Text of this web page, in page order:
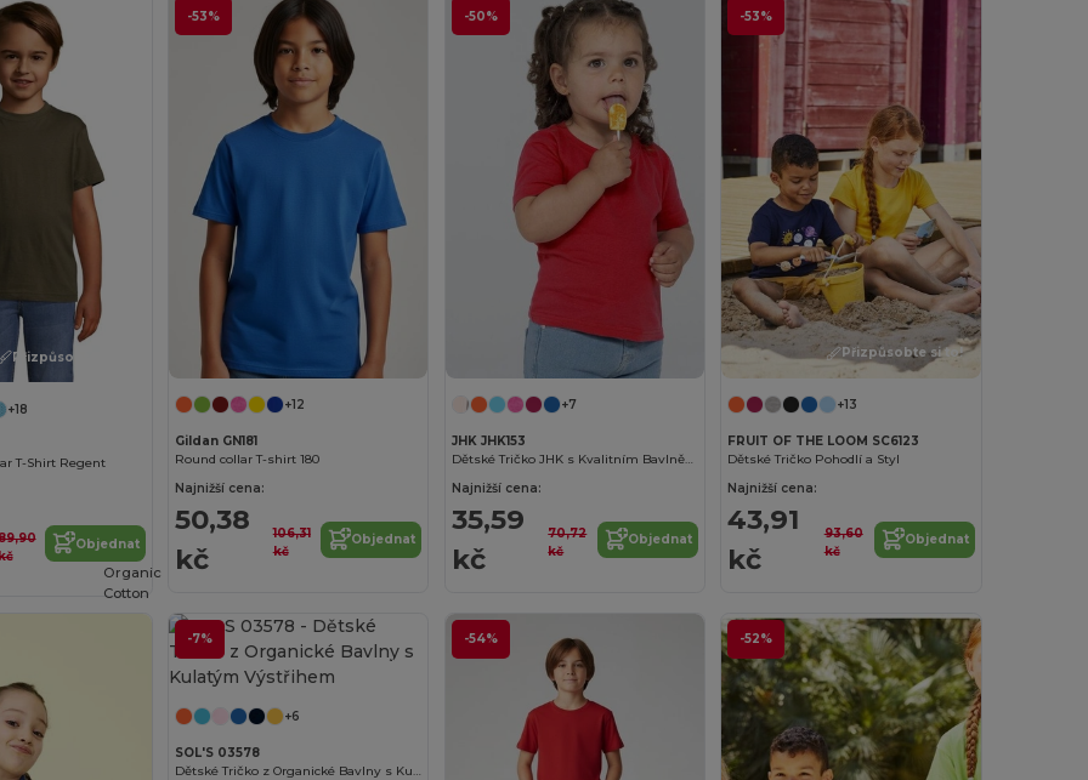
Přizpůsobte si to!
+18
T-Shirt Regent
Objednat
-53%
+12
Gildan GN181
Round collar T-shirt 180
Najnižší cena:
50,38
kč
106,31
kč
Objednat
-50%
+7
JHK JHK153
Dětské Tričko JHK s Kvalitním Bavlněným Dotykem
Najnižší cena:
35,59
kč
70,72
kč
Objednat
-53%
Přizpůsobte si to!
+13
FRUIT OF THE LOOM SC6123
Dětské Tričko Pohodlí a Styl
Najnižší cena:
43,91
kč
93,60
kč
Objednat
-7%
Organic
Cotton
Přizpůsobte si to!
+6
SOL'S 03578
Dětské Tričko z Organické Bavlny s Kulatým Výstřihem
-54% -52%